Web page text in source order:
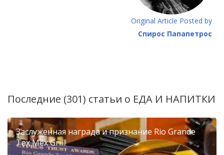
Original Article Posted by
Спирос Папапетрос
Последние (301) статьи о ЕДА И НАПИТКИ
Заслуженная награда и признание Rio Grande
Tex Mex Grill!